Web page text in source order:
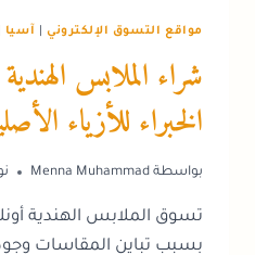
مواقع التسوق الإلكتروني آسيا
شراء الملابس
الخبراء للأزياء الأصلية
بواسطة Menna Muhammad
تسوق الملابس الهندية
بسبب تباين المقاسات